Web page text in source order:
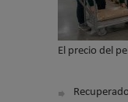
El precio del